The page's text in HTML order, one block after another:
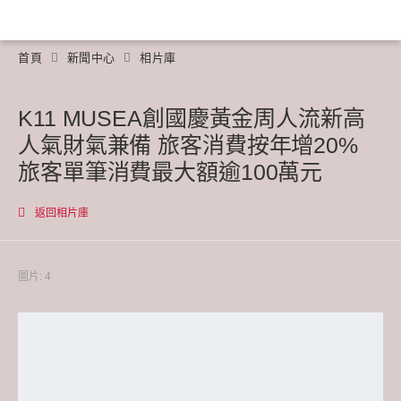
首頁 新聞中心 相片庫
K11 MUSEA創國慶黃金周人流新高
人氣財氣兼備 旅客消費按年增20%
旅客單筆消費最大額逾100萬元
返回相片庫
圖片: 4